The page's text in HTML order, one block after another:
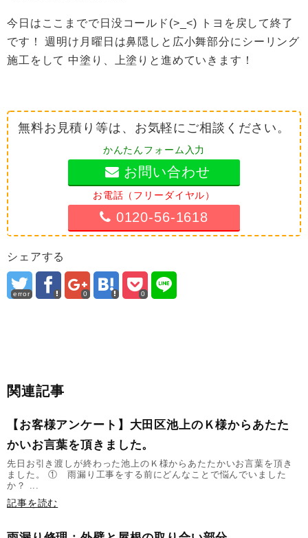
今日はここまでで日没コールド(>_<) トヨを戻して終了
です！ 週明け月曜日は鼻隠しと広小舞部分にシーリング
施工をして 中塗り、上塗りと進めていきます！
無料お見積り等は、お気軽にご相談ください。
かんたんフォーム入力
お問い合わせ
お電話（フリーダイヤル）
0120-56-1618
シェアする
error 0 0
関連記事
【お客様アンケート】大田区池上のＫ様からあたた
かいお言葉を頂きました。
先日お引き渡しが終わった池上のＫ様からあたたかいお言葉を頂き
ました。 ① 雨漏り工事をする前にどんなことで悩んでいました
か？ ...
記事を読む